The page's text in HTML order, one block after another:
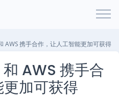
AWS 携手合作，让人工智能更加可获得
AWS 携手合
加可获得